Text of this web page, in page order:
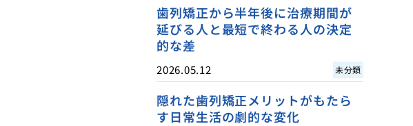
歯列矯正から半年後に治療期間が
延びる人と最短で終わる人の決定
的な差
2026.05.12 未分類
隠れた歯列矯正メリットがもたら
す日常生活の劇的な変化